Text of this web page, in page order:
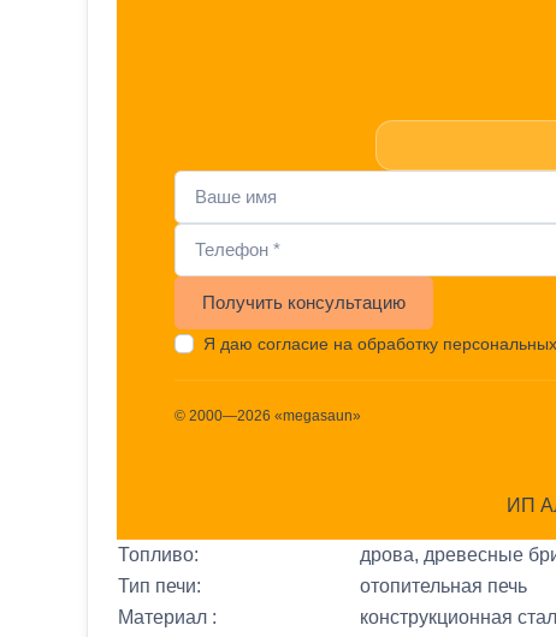
Получить консультацию
Я даю согласие на обработку
© 2000—2026 «megasaun»
ИП
Топливо:
дрова, древесные
Тип печи:
отопительная печь
Материал :
конструкционная